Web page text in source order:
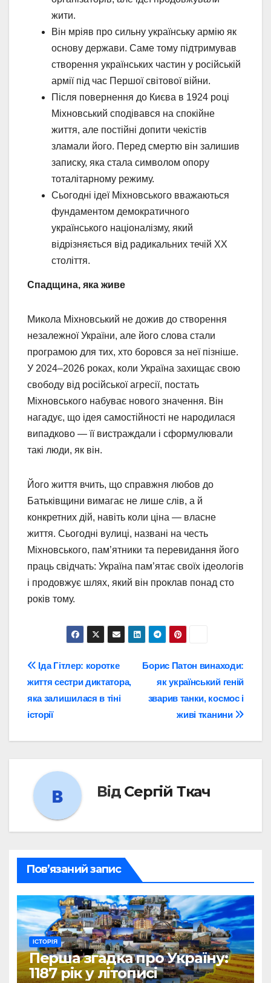
жити.
Він мріяв про сильну українську армію як
основу держави. Саме тому підтримував
створення українських частин у російській
армії під час Першої світової війни.
Після повернення до Києва в 1924 році
Міхновський сподівався на спокійне
життя, але постійні допити чекістів
зламали його. Перед смертю він залишив
записку, яка стала символом опору
тоталітарному режиму.
Сьогодні ідеї Міхновського вважаються
фундаментом демократичного
українського націоналізму, який
відрізняється від радикальних течій XX
століття.
Спадщина, яка живе
Микола Міхновський не дожив до створення
незалежної України, але його слова стали
програмою для тих, хто боровся за неї пізніше.
У 2024–2026 роках, коли Україна захищає свою
свободу від російської агресії, постать
Міхновського набуває нового значення. Він
нагадує, що ідея самостійності не народилася
випадково — її вистраждали і сформулювали
такі люди, як він.
Його життя вчить, що справжня любов до
Батьківщини вимагає не лише слів, а й
конкретних дій, навіть коли ціна — власне
життя. Сьогодні вулиці, названі на честь
Міхновського, пам’ятники та перевидання його
праць свідчать: Україна пам’ятає своїх ідеологів
і продовжує шлях, який він проклав понад сто
років тому.
Навігація
записів
Борис Патон винаходи:
як український геній
зварив танки, космос і
живі тканини
Іда Гітлер: коротке
життя сестри диктатора,
яка залишилася в тіні
історії
Від Сергій Ткач
Пов’язаний запис
ІСТОРІЯ
Перша згадка про Україну:
1187 рік у літописі